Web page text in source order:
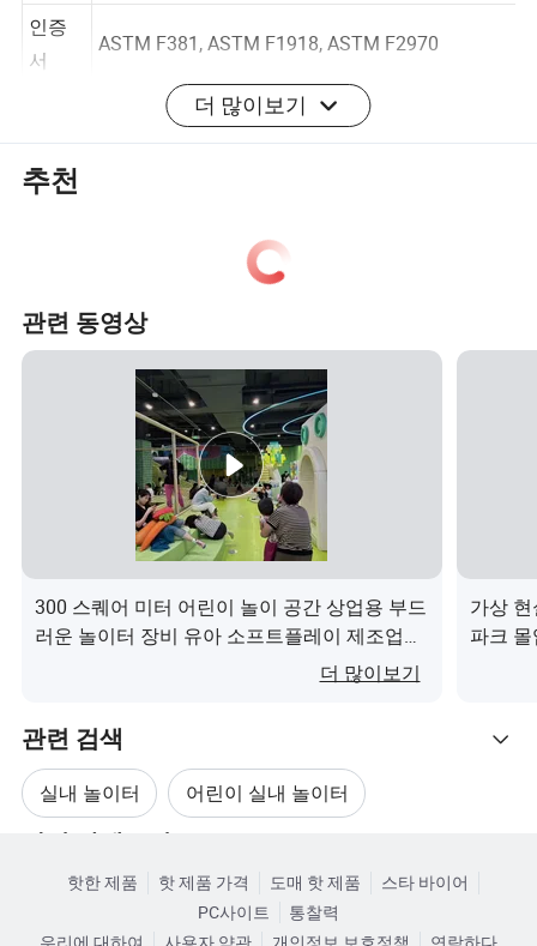
크기
인증
ASTM F381, ASTM F1918, ASTM F2970
AgeRa
nge
재질
B. 포스트: National 표준 아연 도금 강철 파이프.
C. 데크, 계단, 다리: 부드러운 PVC 덮개있는 나무
내부.
(필요에 따라 다른 자료를 사용할 수 있습니다.)
전문적인 CAD 지침, 조립 절차 및 프로젝트 사례
표준 수출 포장, 소프트 덮개 PVC
모든 요소는 균열 방지, 페이드 방지, 안티독성, 자
외선 차단 저항입니다.
비고 고객의 요구 사항에 따라 설계할 수 있습니다.
더 많이보기
추천
관련 동영상
300 스퀘어 미터 어린이 놀이 공간 상업용 부드
러운 놀이터 장비 유아 소프트플레이 제조업체
더 많이보기
가상
파크
관련 검색
실내 놀이터 어린이 실내 놀이터
어린이 실내 놀이터 공원 실내 놀이터 장난감
카테고리로 찾아보기
핫한 제품 핫 제품 가격 도매 핫 제품
스타 바이어
PC사이트
통찰력